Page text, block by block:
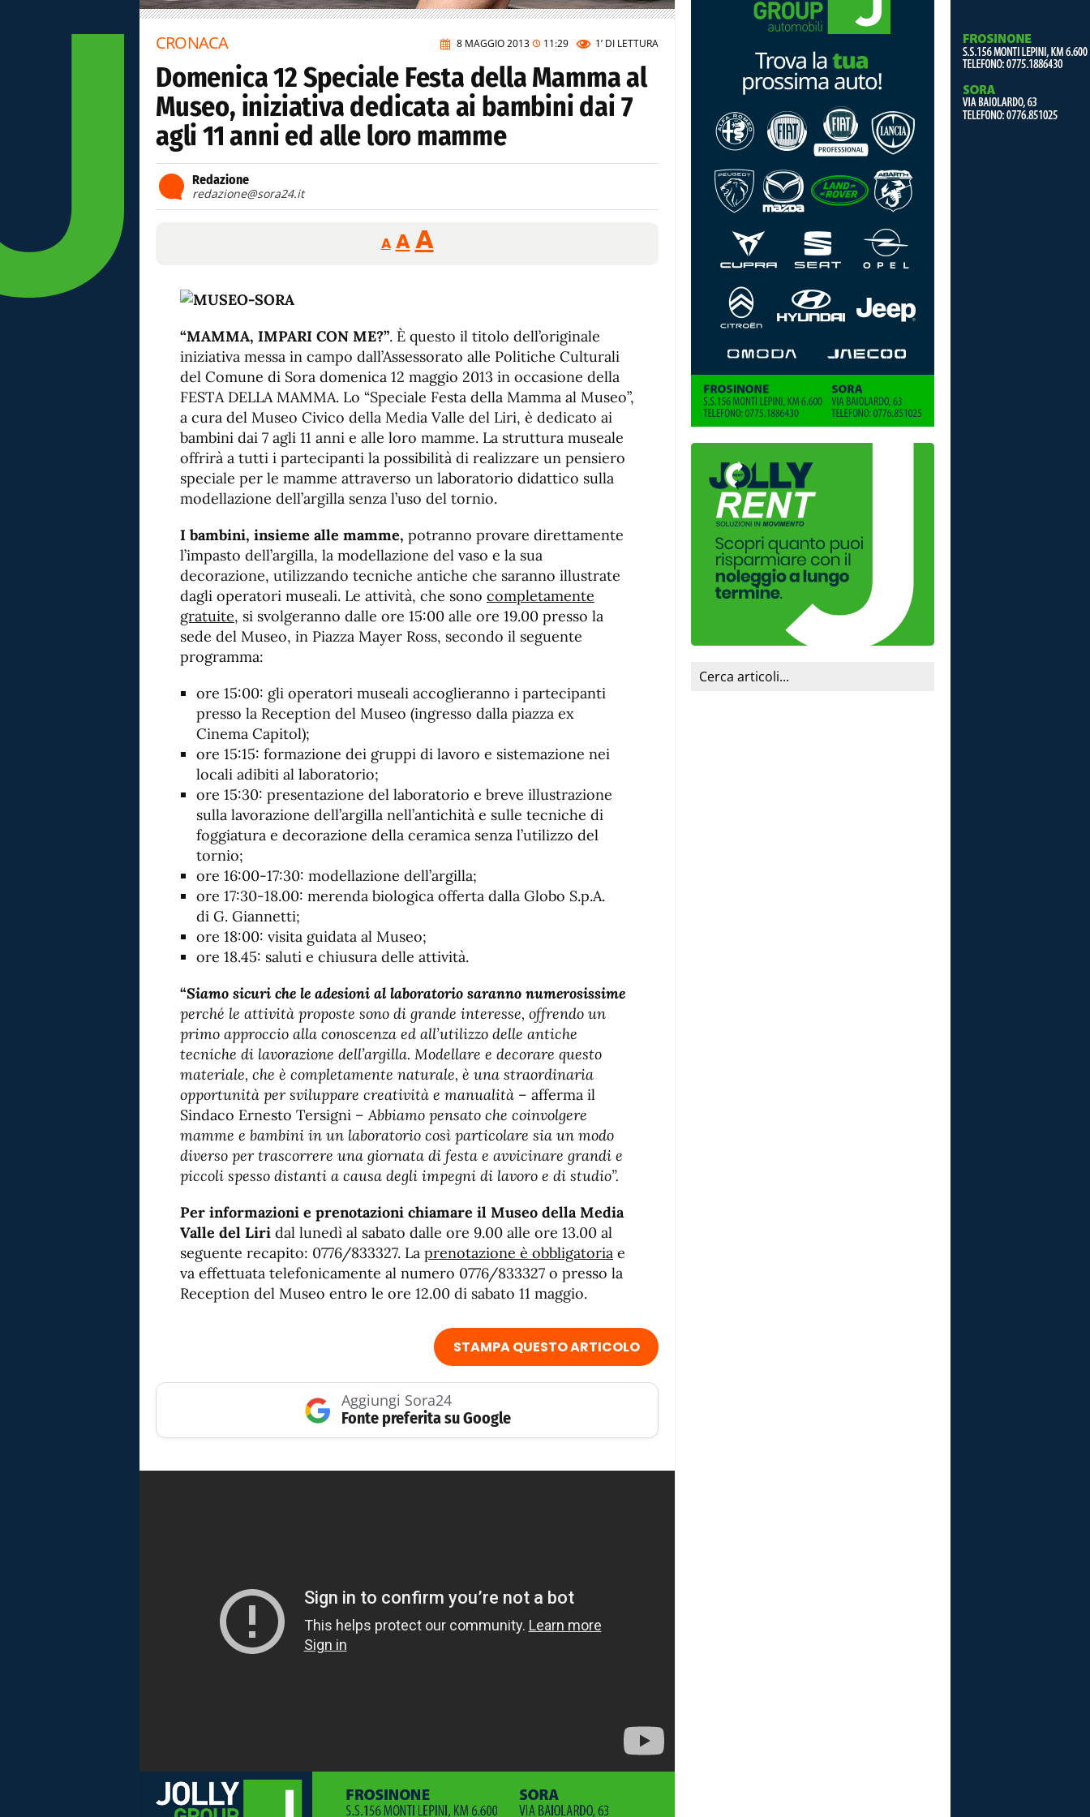
8 MAGGIO 2013 11:29 1’ DI LETTURA
CRONACA
Domenica 12 Speciale Festa della Mamma al
Museo, iniziativa dedicata ai bambini dai 7
agli 11 anni ed alle loro mamme
Redazione
redazione@sora24.it
A
Reducir
tamaño
A Restablecer
tamaño
AAumentar
fuente.
“MAMMA, IMPARI CON ME?”. È questo il titolo dell’originale
iniziativa messa in campo dall’Assessorato alle Politiche Culturali
del Comune di Sora domenica 12 maggio 2013 in occasione della
FESTA DELLA MAMMA. Lo “Speciale Festa della Mamma al Museo”,
a cura del Museo Civico della Media Valle del Liri, è dedicato ai
bambini dai 7 agli 11 anni e alle loro mamme. La struttura museale
offrirà a tutti i partecipanti la possibilità di realizzare un pensiero
speciale per le mamme attraverso un laboratorio didattico sulla
modellazione dell’argilla senza l’uso del tornio.
I bambini, insieme alle mamme, potranno provare direttamente
l’impasto dell’argilla, la modellazione del vaso e la sua
decorazione, utilizzando tecniche antiche che saranno illustrate
dagli operatori museali. Le attività, che sono completamente
gratuite, si svolgeranno dalle ore 15:00 alle ore 19.00 presso la
sede del Museo, in Piazza Mayer Ross, secondo il seguente
programma:
ore 15:00: gli operatori museali accoglieranno i partecipanti
presso la Reception del Museo (ingresso dalla piazza ex
Cinema Capitol);
ore 15:15: formazione dei gruppi di lavoro e sistemazione nei
locali adibiti al laboratorio;
ore 15:30: presentazione del laboratorio e breve illustrazione
sulla lavorazione dell’argilla nell’antichità e sulle tecniche di
foggiatura e decorazione della ceramica senza l’utilizzo del
tornio;
ore 16:00-17:30: modellazione dell’argilla;
ore 17:30-18.00: merenda biologica offerta dalla Globo S.p.A.
di G. Giannetti;
ore 18:00: visita guidata al Museo;
ore 18.45: saluti e chiusura delle attività.
“Siamo sicuri che le adesioni al laboratorio saranno numerosissime
perché le attività proposte sono di grande interesse, offrendo un
primo approccio alla conoscenza ed all’utilizzo delle antiche
tecniche di lavorazione dell’argilla. Modellare e decorare questo
materiale, che è completamente naturale, è una straordinaria
opportunità per sviluppare creatività e manualità – afferma il
Sindaco Ernesto Tersigni –Abbiamo pensato che coinvolgere
mamme e bambini in un laboratorio così particolare sia un modo
diverso per trascorrere una giornata di festa e avvicinare grandi e
piccoli spesso distanti a causa degli impegni di lavoro e di studio”.
Per informazioni e prenotazioni chiamare il Museo della Media
Valle del Liri dal lunedì al sabato dalle ore 9.00 alle ore 13.00 al
seguente recapito: 0776/833327. La prenotazione è obbligatoria e
va effettuata telefonicamente al numero 0776/833327 o presso la
Reception del Museo entro le ore 12.00 di sabato 11 maggio.
STAMPA QUESTO ARTICOLO
Aggiungi Sora24
Fonte preferita su Google